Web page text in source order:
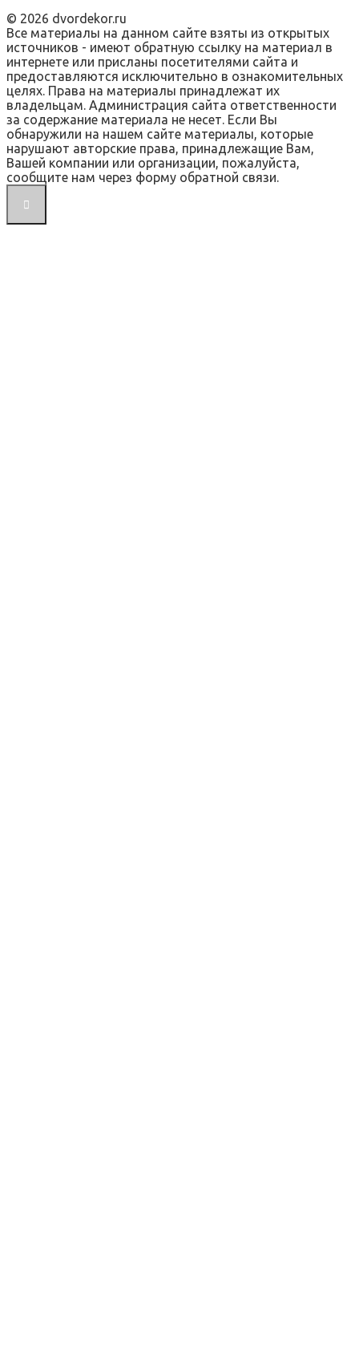
© 2026 dvordekor.ru
Все материалы на данном сайте взяты из открытых
источников - имеют обратную ссылку на материал в
интернете или присланы посетителями сайта и
предоставляются исключительно в ознакомительных
целях. Права на материалы принадлежат их
владельцам. Администрация сайта ответственности
за содержание материала не несет. Если Вы
обнаружили на нашем сайте материалы, которые
нарушают авторские права, принадлежащие Вам,
Вашей компании или организации, пожалуйста,
сообщите нам через форму обратной связи.